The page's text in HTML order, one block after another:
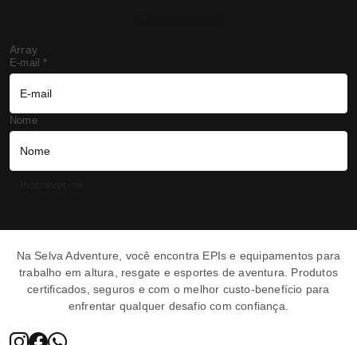
Array
E-mail *
Nome
Na Selva Adventure, você encontra EPIs e equipamentos para
trabalho em altura, resgate e esportes de aventura. Produtos
certificados, seguros e com o melhor custo-benefício para
enfrentar qualquer desafio com confiança.